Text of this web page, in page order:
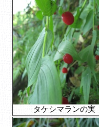
タケシマランの実